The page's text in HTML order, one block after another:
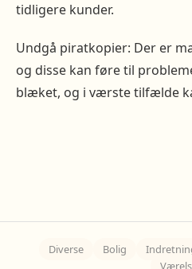
tidligere kunder.
Undgå piratkopier: Der er
og disse kan føre til
blæket, og i værste tilfælde
Diverse Bolig